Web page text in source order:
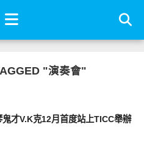
"演奏會"
才V.K克12月首度站上TICC舉辦